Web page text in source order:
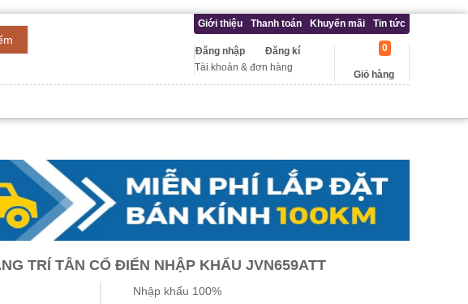
Giới thiệu Thanh toán Khuyến mãi Tin tức
Đăng kí
Đăng nhập
Tài khoản & đơn hàng
Giỏ hàng
0
TRÍ TÂN CỔ ĐIỂN NHẬP KHẨU JVN659ATT
Nhập khẩu 100%